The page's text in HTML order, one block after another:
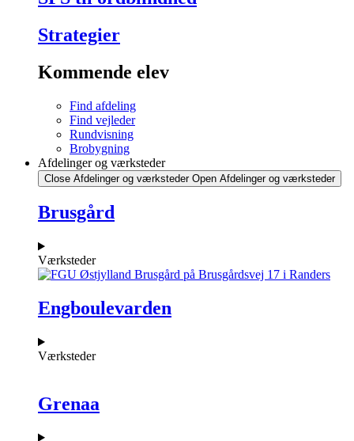
Strategier
Kommende elev
Find afdeling
Find vejleder
Rundvisning
Brobygning
Afdelinger og værksteder
Close Afdelinger og værksteder Open Afdelinger og værksteder
Brusgård
Værksteder
Engboulevarden
Værksteder
Grenaa